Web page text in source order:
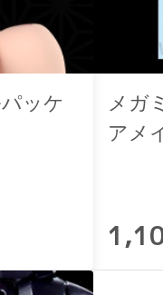
ッケ
メガ
アメ